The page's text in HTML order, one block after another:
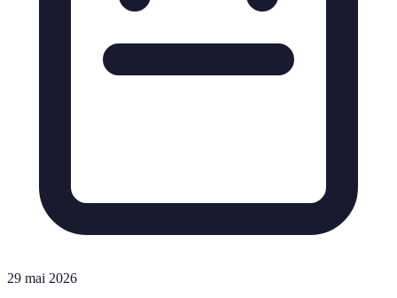
29 mai 2026